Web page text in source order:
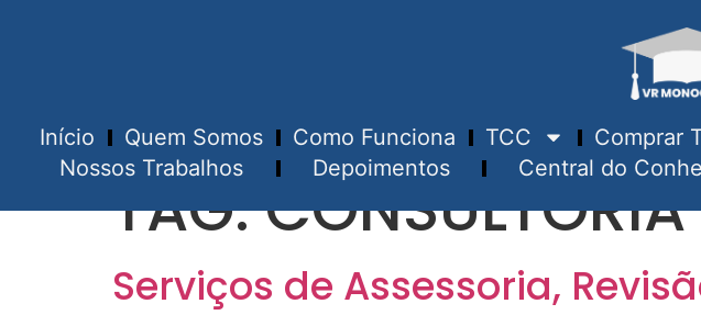
Início Quem Somos Como Funciona TCC Comprar
Nossos Trabalhos
Depoimentos Central do
TAG:
Serviços de Assessoria,